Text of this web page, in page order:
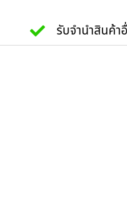
รับจำนำสินค้า